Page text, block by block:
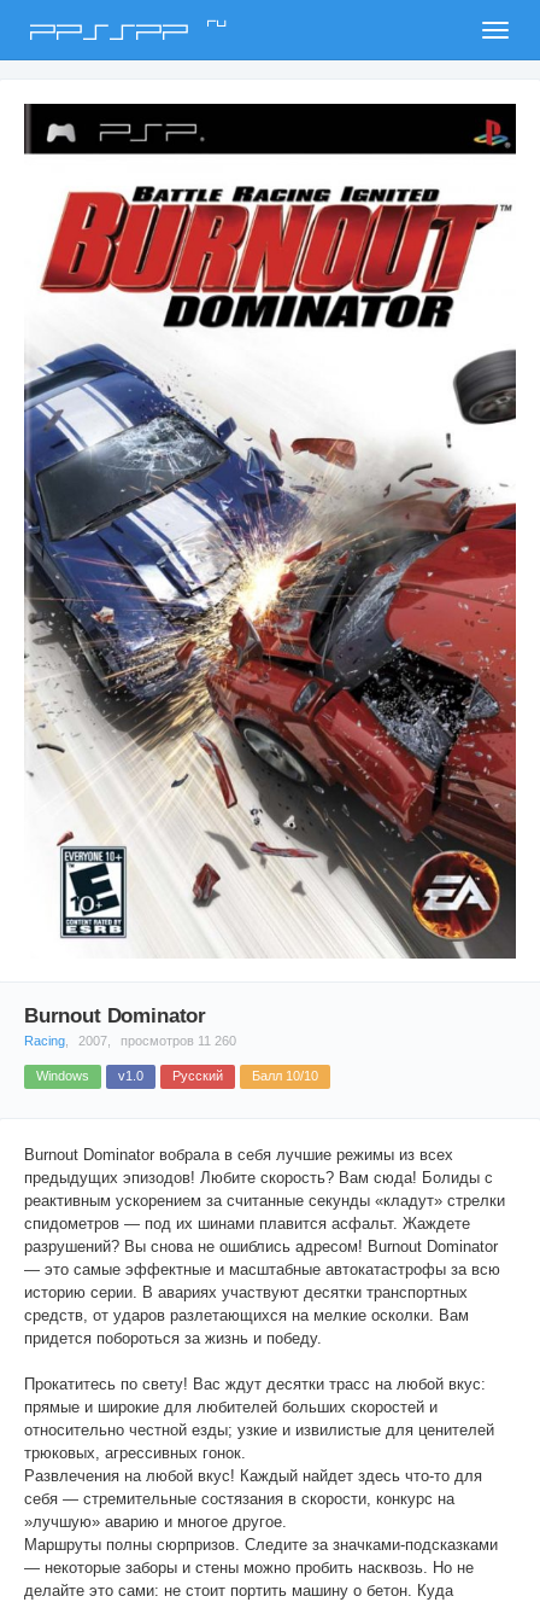
PPSSPP ru
Burnout Dominator
Racing 2007, просмотров 11 260
Windows v1.0 Русский Балл 10/10
Burnout Dominator вобрала в себя лучшие режимы из всех
предыдущих эпизодов! Любите скорость? Вам сюда! Болиды с
реактивным ускорением за считанные секунды «кладут» стрелки
спидометров — под их шинами плавится асфальт. Жаждете
разрушений? Вы снова не ошиблись адресом! Burnout Dominator
— это самые эффектные и масштабные автокатастрофы за всю
историю серии. В авариях участвуют десятки транспортных
средств, от ударов разлетающихся на мелкие осколки. Вам
придется побороться за жизнь и победу.
Прокатитесь по свету! Вас ждут десятки трасс на любой вкус:
прямые и широкие для любителей больших скоростей и
относительно честной езды; узкие и извилистые для ценителей
трюковых, агрессивных гонок.
Развлечения на любой вкус! Каждый найдет здесь что-то для
себя — стремительные состязания в скорости, конкурс на
»лучшую» аварию и многое другое.
Маршруты полны сюрпризов. Следите за значками-подсказками
— некоторые заборы и стены можно пробить насквозь. Но не
делайте это сами: не стоит портить машину о бетон. Куда